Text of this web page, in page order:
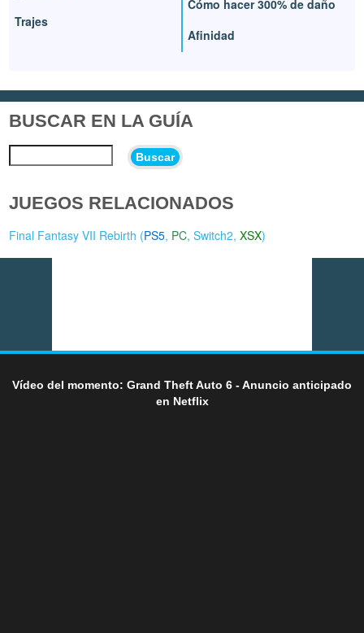
Trajes
Cómo hacer 300% de daño
Afinidad
BUSCAR EN LA GUÍA
Buscar
JUEGOS RELACIONADOS
Final Fantasy VII Rebirth (PS5, PC,Switch2,XSX)
Vídeo del momento: Grand Theft Auto 6 - Anuncio anticipado
en Netflix